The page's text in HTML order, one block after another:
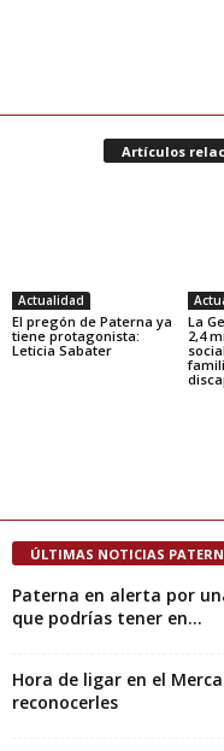
Artículos
Actualidad
El pregón de Paterna ya
tiene protagonista:
Leticia Sabater
La
2,4
ÚLTIMAS NOTICIAS
Paterna en alerta por
que podrías tener en...
Hora de ligar en el
reconocerles